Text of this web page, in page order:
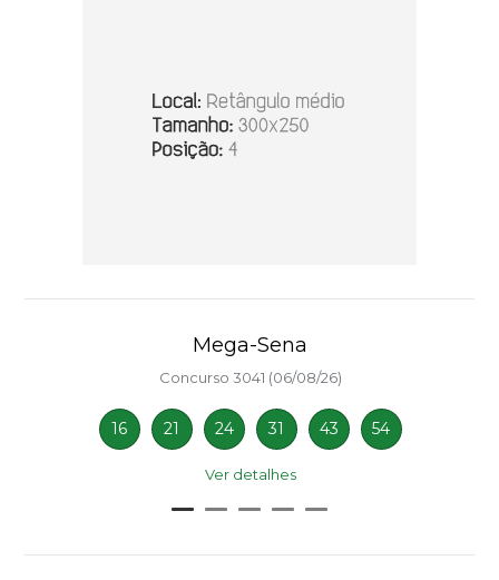
Mega-Sena
Concurso 3041 (06/08/26)
16 21 24 31 43 54
Ver detalhes